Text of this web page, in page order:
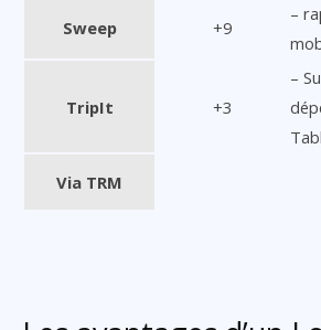
Sweep +9
–
TripIt +3
–
Via TRM